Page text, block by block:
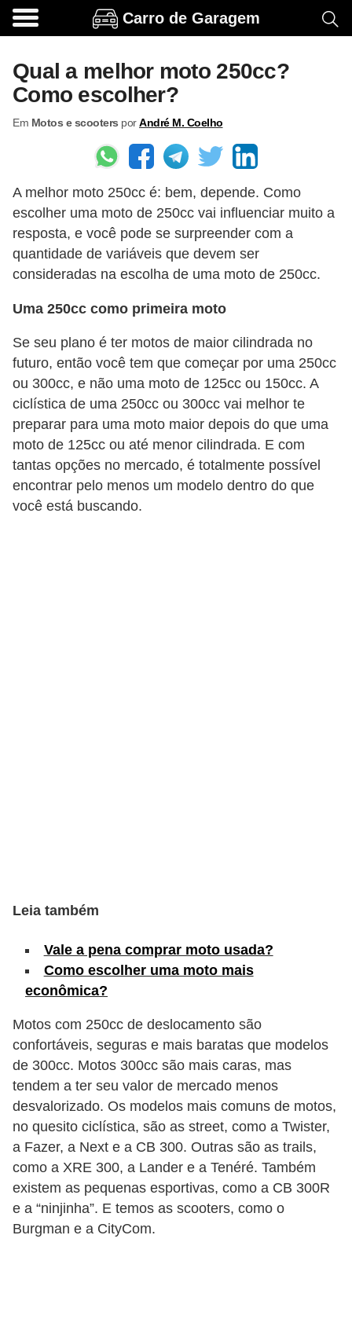
Carro de Garagem
Qual a melhor moto 250cc?
Como escolher?
Em Motos e scooters porAndré M. Coelho
A melhor moto 250cc é: bem, depende. Como
escolher uma moto de 250cc vai influenciar muito a
resposta, e você pode se surpreender com a
quantidade de variáveis que devem ser
consideradas na escolha de uma moto de 250cc.
Uma 250cc como primeira moto
Se seu plano é ter motos de maior cilindrada no
futuro, então você tem que começar por uma 250cc
ou 300cc, e não uma moto de 125cc ou 150cc. A
ciclística de uma 250cc ou 300cc vai melhor te
preparar para uma moto maior depois do que uma
moto de 125cc ou até menor cilindrada. E com
tantas opções no mercado, é totalmente possível
encontrar pelo menos um modelo dentro do que
você está buscando.
Leia também
Vale a pena comprar moto usada?
Como escolher uma moto mais
econômica?
Motos com 250cc de deslocamento são
confortáveis, seguras e mais baratas que modelos
de 300cc. Motos 300cc são mais caras, mas
tendem a ter seu valor de mercado menos
desvalorizado. Os modelos mais comuns de motos,
no quesito ciclística, são as street, como a Twister,
a Fazer, a Next e a CB 300. Outras são as trails,
como a XRE 300, a Lander e a Tenéré. Também
existem as pequenas esportivas, como a CB 300R
e a “ninjinha”. E temos as scooters, como o
Burgman e a CityCom.
A
e
s
s
i
o
s
e
p
c
i
o
n
a
i
s
A
o
i
c
i
c
l
e
t
a
s
C
a